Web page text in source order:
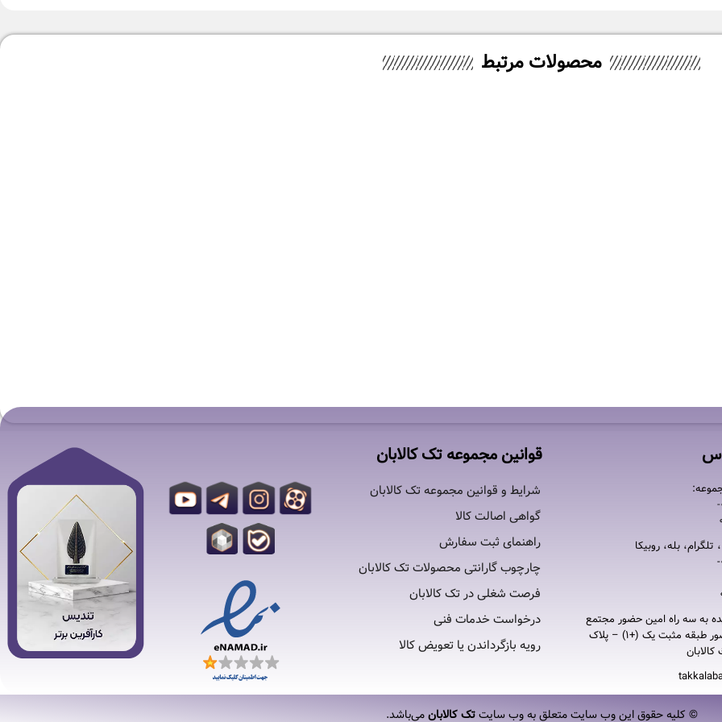
محصولات مرتبط
بله، روبیکا
به سه راه امين حضور مجتمع
تجاری امين حضور طبقه مثبت یک (+۱) – پلاک
قوانین مجموعه تک کالابان
شرایط و قوانین مجموعه تک کالابان
گواهی اصالت كالا
راهنمای ثبت سفارش
چارچوب گارانتی محصولات تک کالابان
فرصت شغلی در تک کالابان
درخواست خدمات فنی
رویه بازگرداندن یا تعویض کالا
© کلیه حقوق این وب سایت متعلق به وب سایتتک کالابان می‌باشد.